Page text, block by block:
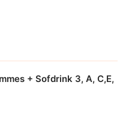
+ Sofdrink 3, A, C,E,